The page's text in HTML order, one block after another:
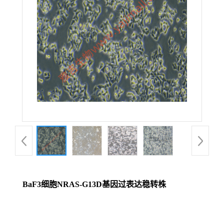
BaF3细胞NRAS-G13D基因过表达稳转株